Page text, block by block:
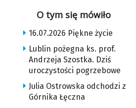
O tym się mówiło
16.07.2026 Piękne życie
Lublin pożegna ks. prof.
Andrzeja Szostka. Dziś
uroczystości pogrzebowe
Julia Ostrowska odchodzi z
Górnika Łęczna